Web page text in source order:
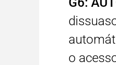
o